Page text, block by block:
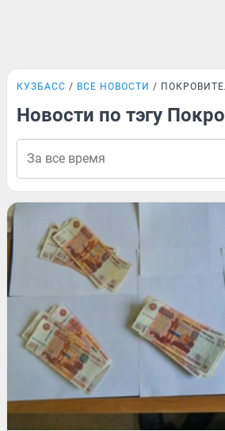
КУЗБАСС ВСЕ НОВОСТИ
Новости по тэгу